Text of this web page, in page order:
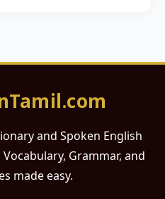
and Spoken English
Grammar, and
made easy.